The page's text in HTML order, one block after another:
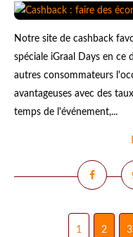
Notre site de cashback
spéciale iGraal Days en ce
autres consommateurs
avantageuses avec des
temps de l'événement,...
1 2 3